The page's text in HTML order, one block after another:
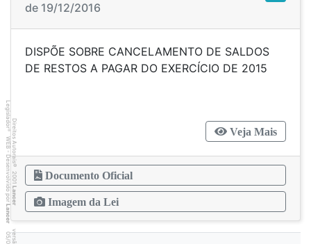
de 19/12/2016
DISPÕE SOBRE CANCELAMENTO DE SALDOS
DE RESTOS A PAGAR DO EXERCÍCIO DE 2015
Veja Mais
Documento Oficial
Imagem da Lei
Direitos Autorais
©
2001
Lancer
Legislador
®
WEB - Desenvolvido por
Lancer